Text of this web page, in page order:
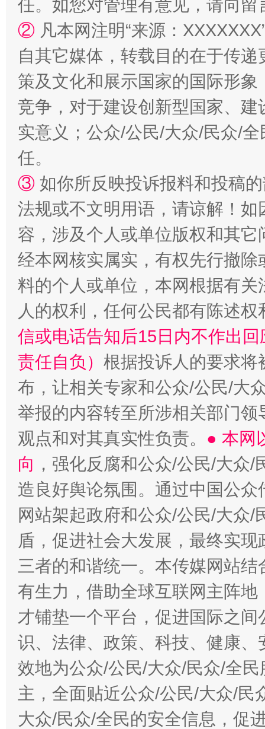
漫山遍野的桃花与雪山、麦地、白藏房 除
任。如您对管理有意见，请向
② 凡本网注明“来源：
自其它媒体，转载目的在于传
策及文化和展示国家的国际形
竞争，对于建设创新型国家、
实意义；公众/公民/大众/民众/
任。
③ 如你所反映投诉报料和投稿
法规或不文明用语，请谅解！
容，涉及个人或单位版权和其它
经本网核实属实，有权先行撤
料的个人或单位，本网根据有
人的权利，任何公民都有陈述
信或电话告知后15日内不作出
责任自负） 根据投诉人的要求将
布，让相关专家和公众/公民/大
举报的内容转至所涉相关部门
观点和对其真实性负责。 ● 本网
向 ，强化反腐和公众/公民/大众
造良好舆论氛围。通过中国公
网站架起政府和公众/公民/大众
盾，促进社会大发展，最终实
三者的和谐统一。本传媒网站
有生力，借助全球互联网主阵
才铺垫一个平台，促进国际之
识、法律、政策、科技、健康
效地为公众/公民/大众/民众/全
主，全面贴近公众/公民/大众/民
大众/民众/全民的安全信息，促